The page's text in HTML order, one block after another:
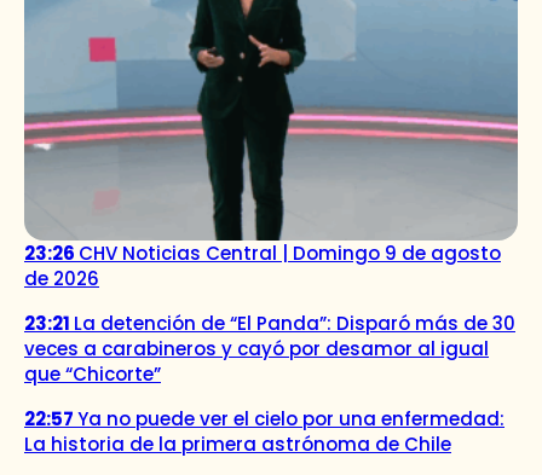
23:26 CHV Noticias Central | Domingo 9 de agosto
de 2026
23:21 La detención de “El Panda”: Disparó más de 30
veces a carabineros y cayó por desamor al igual
que “Chicorte”
22:57Ya no puede ver el cielo por una enfermedad:
La historia de la primera astrónoma de Chile